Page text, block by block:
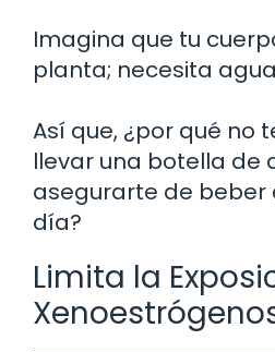
Imagina que tu
planta; necesita
Así que, ¿por qué no
llevar una botella de
asegurarte de beber
día?
Limita la